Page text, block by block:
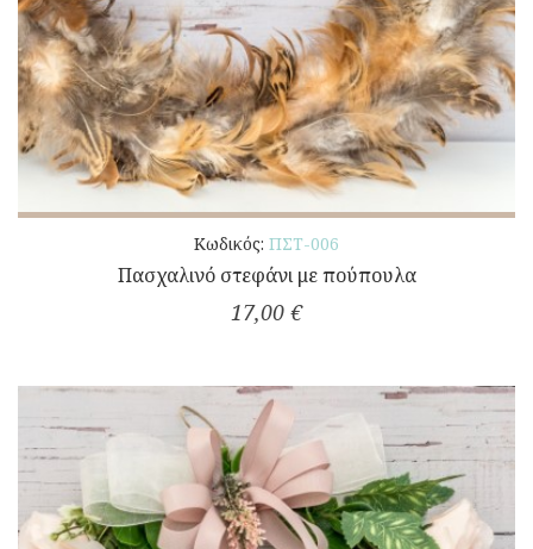
Κωδικός: ΠΣΤ-006
Πασχαλινό στεφάνι με πούπουλα
17,00 €